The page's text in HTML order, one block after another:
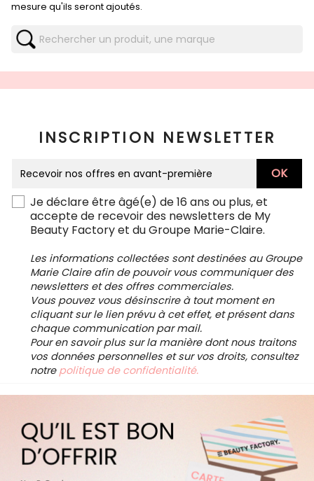
mesure qu'ils seront ajoutés.
INSCRIPTION NEWSLETTER
Je déclare être âgé(e) de 16 ans ou plus, et
accepte de recevoir des newsletters de My
Beauty Factory et du Groupe Marie-Claire.
Les informations collectées sont destinées au Groupe
Marie Claire afin de pouvoir vous communiquer des
newsletters et des offres commerciales.
Vous pouvez vous désinscrire à tout moment en
cliquant sur le lien prévu à cet effet, et présent dans
chaque communication par mail.
Pour en savoir plus sur la manière dont nous traitons
vos données personnelles et sur vos droits, consultez
notre politique de confidentialité.